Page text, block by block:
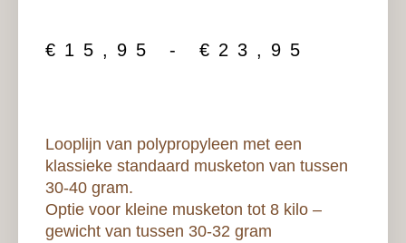
€ 15,95 - € 23,95
Looplijn van polypropyleen met een
klassieke standaard musketon van tussen
30-40 gram.
Optie voor kleine musketon tot 8 kilo –
gewicht van tussen 30-32 gram